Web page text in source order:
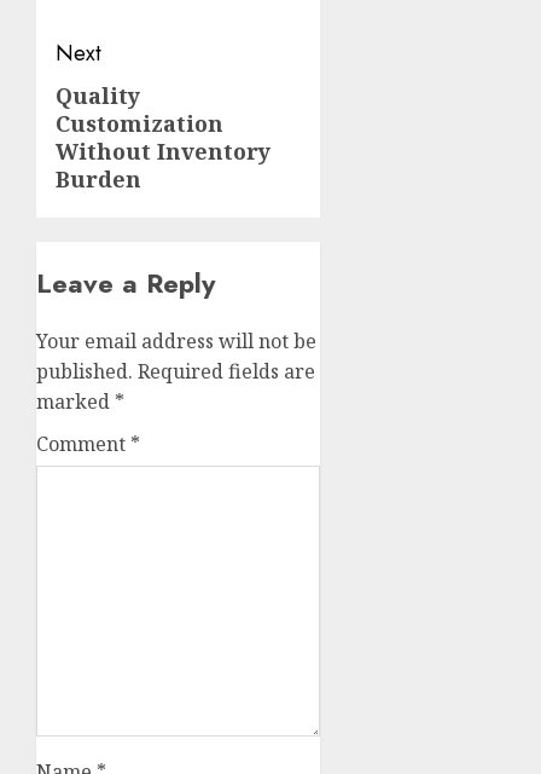
Next
Next
post:
Quality
Customization
Without Inventory
Burden
Leave a Reply
Your email address will not be
published. Required fields are
marked *
Comment *